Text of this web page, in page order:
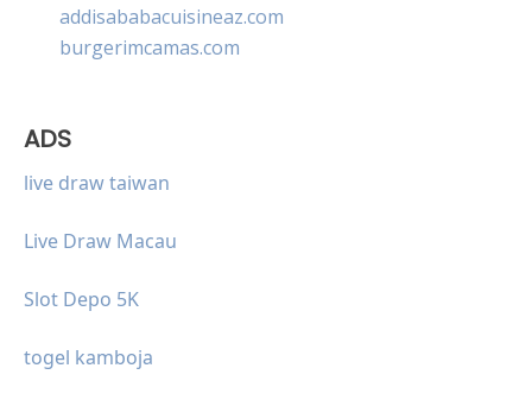
addisababacuisineaz.com
burgerimcamas.com
ADS
live draw taiwan
Live Draw Macau
Slot Depo 5K
togel kamboja